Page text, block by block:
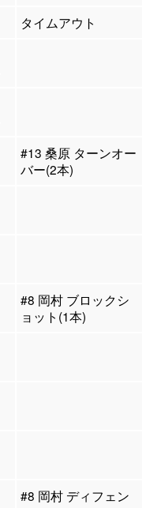
タイムアウト
#13 桑原 ターンオー
バー(2本)
#8 岡村 ブロックシ
ョット(1本)
#8 岡村 ディフェン